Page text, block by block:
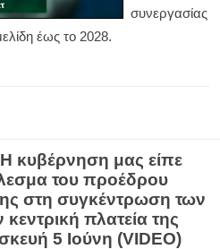
συνεργασίας
έως το 2028.
κυβέρνηση μας είπε
του προέδρου
στη συγκέντρωση των
πλατεία της
5 Ιούνη (VIDEO)